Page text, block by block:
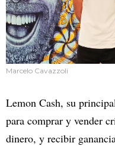
Marcelo Cavazzoli
Lemon Cash, su
para comprar y vender
dinero, y recibir